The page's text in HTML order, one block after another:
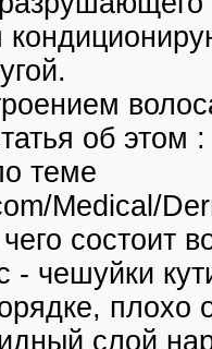
об
теме
Medical/
состоит
- чешуйки
плохо
слой